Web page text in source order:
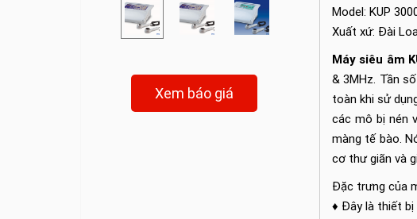
Xem báo giá
Model: KUP
Xuất xứ: Đài
Máy siêu âm
& 3MHz. Tần
toàn khi sử
các mô bị nén
màng tế bào.
cơ thư giãn và
Đặc trưng của
♦ Đây là thiết bị